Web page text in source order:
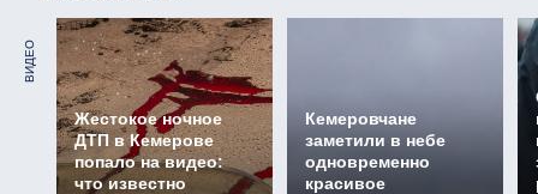
ВИДЕО
Жестокое ночное
ДТП в Кемерове
попало на видео:
что известно
Кемеровчане
заметили в небе
одновременно
красивое